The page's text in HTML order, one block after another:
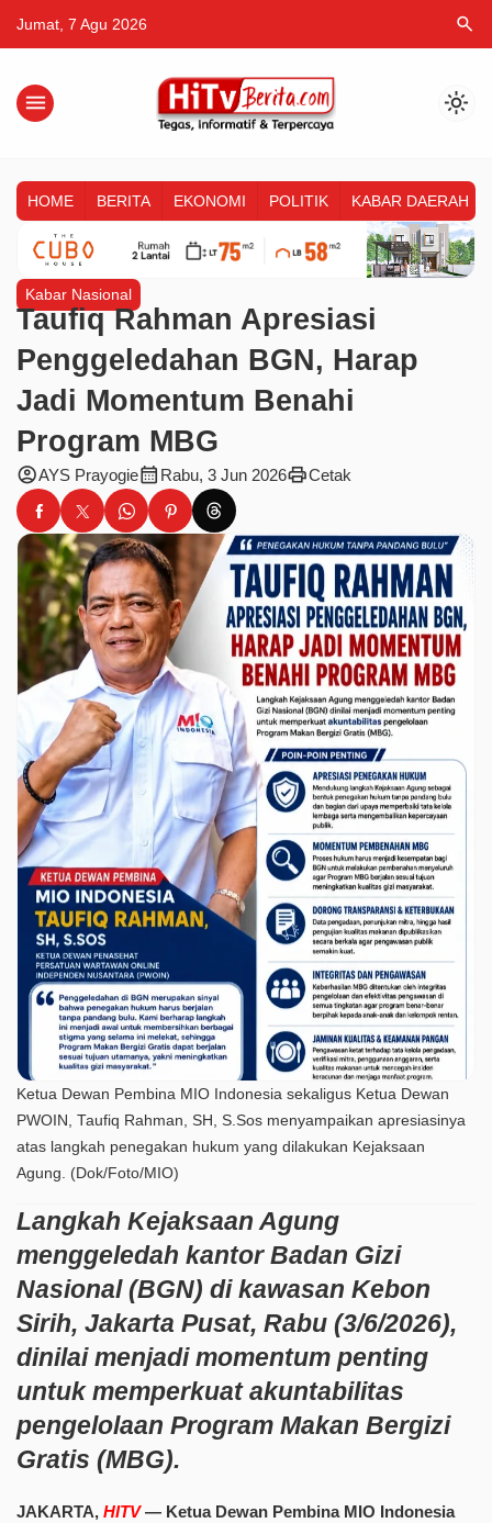
Jumat, 7 Agu 2026 search
menu light_mode
HOME BERITA EKONOMI POLITIK KABAR DAERAH
Kabar Nasional
Taufiq Rahman Apresiasi
Penggeledahan BGN, Harap
Jadi Momentum Benahi
Program MBG
account_circleAYS Prayogiecalendar_month Rabu, 3 Jun 2026printCetak
Ketua Dewan Pembina MIO Indonesia sekaligus Ketua Dewan
PWOIN, Taufiq Rahman, SH, S.Sos menyampaikan apresiasinya
atas langkah penegakan hukum yang dilakukan Kejaksaan
Agung. (Dok/Foto/MIO)
Langkah Kejaksaan Agung
menggeledah kantor Badan Gizi
Nasional (BGN) di kawasan Kebon
Sirih, Jakarta Pusat, Rabu (3/6/2026),
dinilai menjadi momentum penting
untuk memperkuat akuntabilitas
pengelolaan Program Makan Bergizi
Gratis (MBG).
JAKARTA, HITV— Ketua Dewan Pembina MIO Indonesia